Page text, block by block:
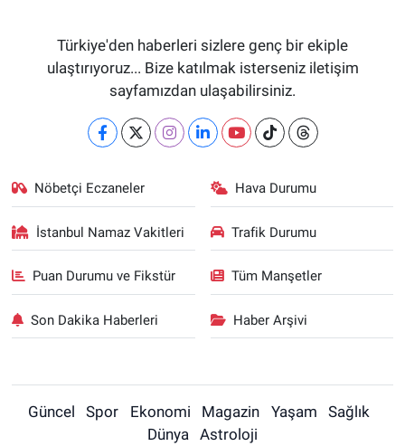
Türkiye'den haberleri sizlere genç bir ekiple
ulaştırıyoruz... Bize katılmak isterseniz iletişim
sayfamızdan ulaşabilirsiniz.
Nöbetçi Eczaneler Hava Durumu
İstanbul Namaz Vakitleri Trafik Durumu
Puan Durumu ve Fikstür Tüm Manşetler
Son Dakika Haberleri Haber Arşivi
Güncel Spor Ekonomi Magazin Yaşam
Sağlık
Dünya
Astroloji